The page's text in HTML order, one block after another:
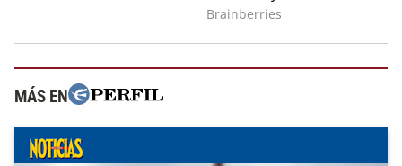
MÁS EN